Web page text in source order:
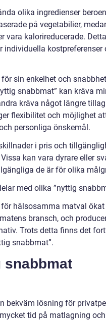
olika ingredienser
på vegetabilier,
vara kalorireducerade. Detta
individuella kostpreferenser
sin enkelhet och
snabbmat” kan kräva
kräva något längre
flexibilitet och möjlighet
personliga önskemål.
i pris och
kan vara dyrare eller
de är för olika
med olika ”nyttig
för hälsosamma matval ökat
bransch, och
Trots detta finns det
snabbmat”.
snabbmat
bekväm lösning för
tid på matlagning och